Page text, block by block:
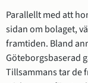
Parallellt med att
sidan om bolaget,
framtiden. Bland
Göteborgsbaserad
Tillsammans tar de